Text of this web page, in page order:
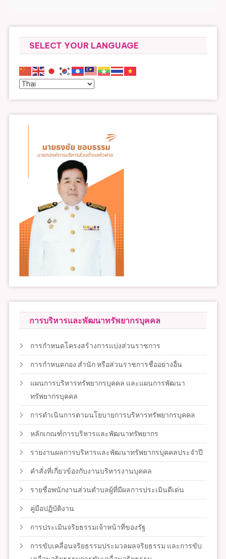
SELECT YOUR LANGUAGE
การบริหารและพัฒนาทรัพยากรบุคคล
การกำหนดโครงสร้างการแบ่งส่วนราชการ
การกำหนดกอง สำนัก หรือส่วนราชการชื่ออย่างอื่น
แผนการบริหารทรัพยากรบุคคล และแผนการพัฒนา
ทรัพยากรบุคคล
การดำเนินการตามนโยบายการบริหารทรัพยากรบุคคล
หลักเกณฑ์การบริหารและพัฒนาทรัพยากร
รายงานผลการบริหารและพัฒนาทรัพยากรบุคคลประจำปี
คำสั่งที่เกี่ยวข้องกับงานบริหารงานบุคคล
รายชื่อพนักงานส่วนตำบลผู้ที่มีผลการประเมินดีเด่น
คู่มือปฏิบัติงาน
การประเมินจริยธรรมเจ้าหน้าที่ของรัฐ
การขับเคลื่อนจริยธรรมประมวลผลจริยธรรม และการขับ